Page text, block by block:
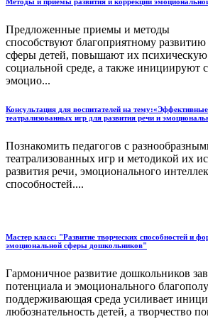
Предложенные приемы и методы
способствуют благоприятному
сферы детей, повышают их психическую
социальной среде, а также инициируют
эмоцио...
Консультация для воспитателей на
театрализованных игр для развития речи и
Познакомить педагогов с
театрализованных игр и методикой их
развития речи, эмоционального
способностей....
Мастер класс: "Развитие творческих способностей и
эмоциональной сферы дошкольников"
Гармоничное развитие дошкольников
потенциала и эмоционального
поддерживающая среда усиливает
любознательность детей, а творчество